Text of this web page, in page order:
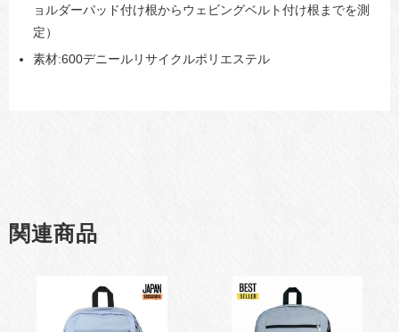
ョルダーパッド付け根からウェビングベルト付け根までを測
定）
素材:600デニールリサイクルポリエステル
関連商品